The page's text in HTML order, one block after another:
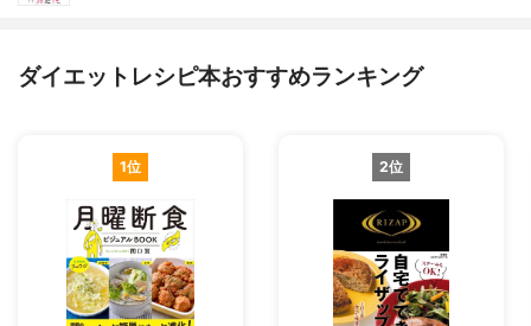
ダイエットレシピ本おすすめランキング
1位 2位